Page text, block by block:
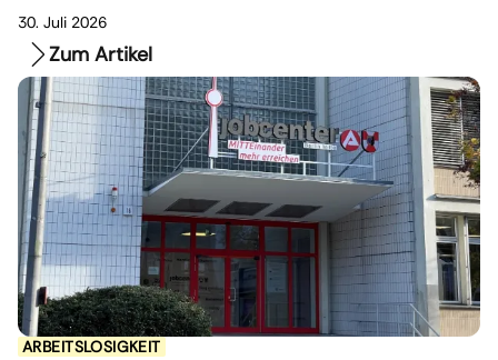
30. Juli 2026
Zum Artikel
ARBEITSLOSIGKEIT